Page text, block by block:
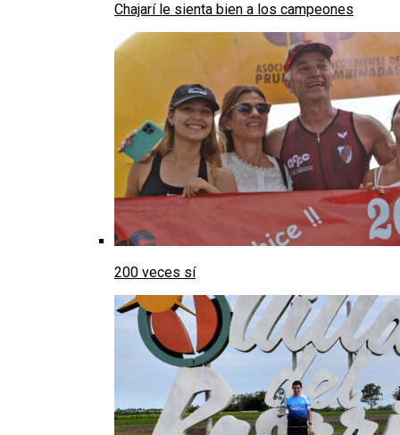
Chajarí le sienta bien a los campeones
200 veces sí